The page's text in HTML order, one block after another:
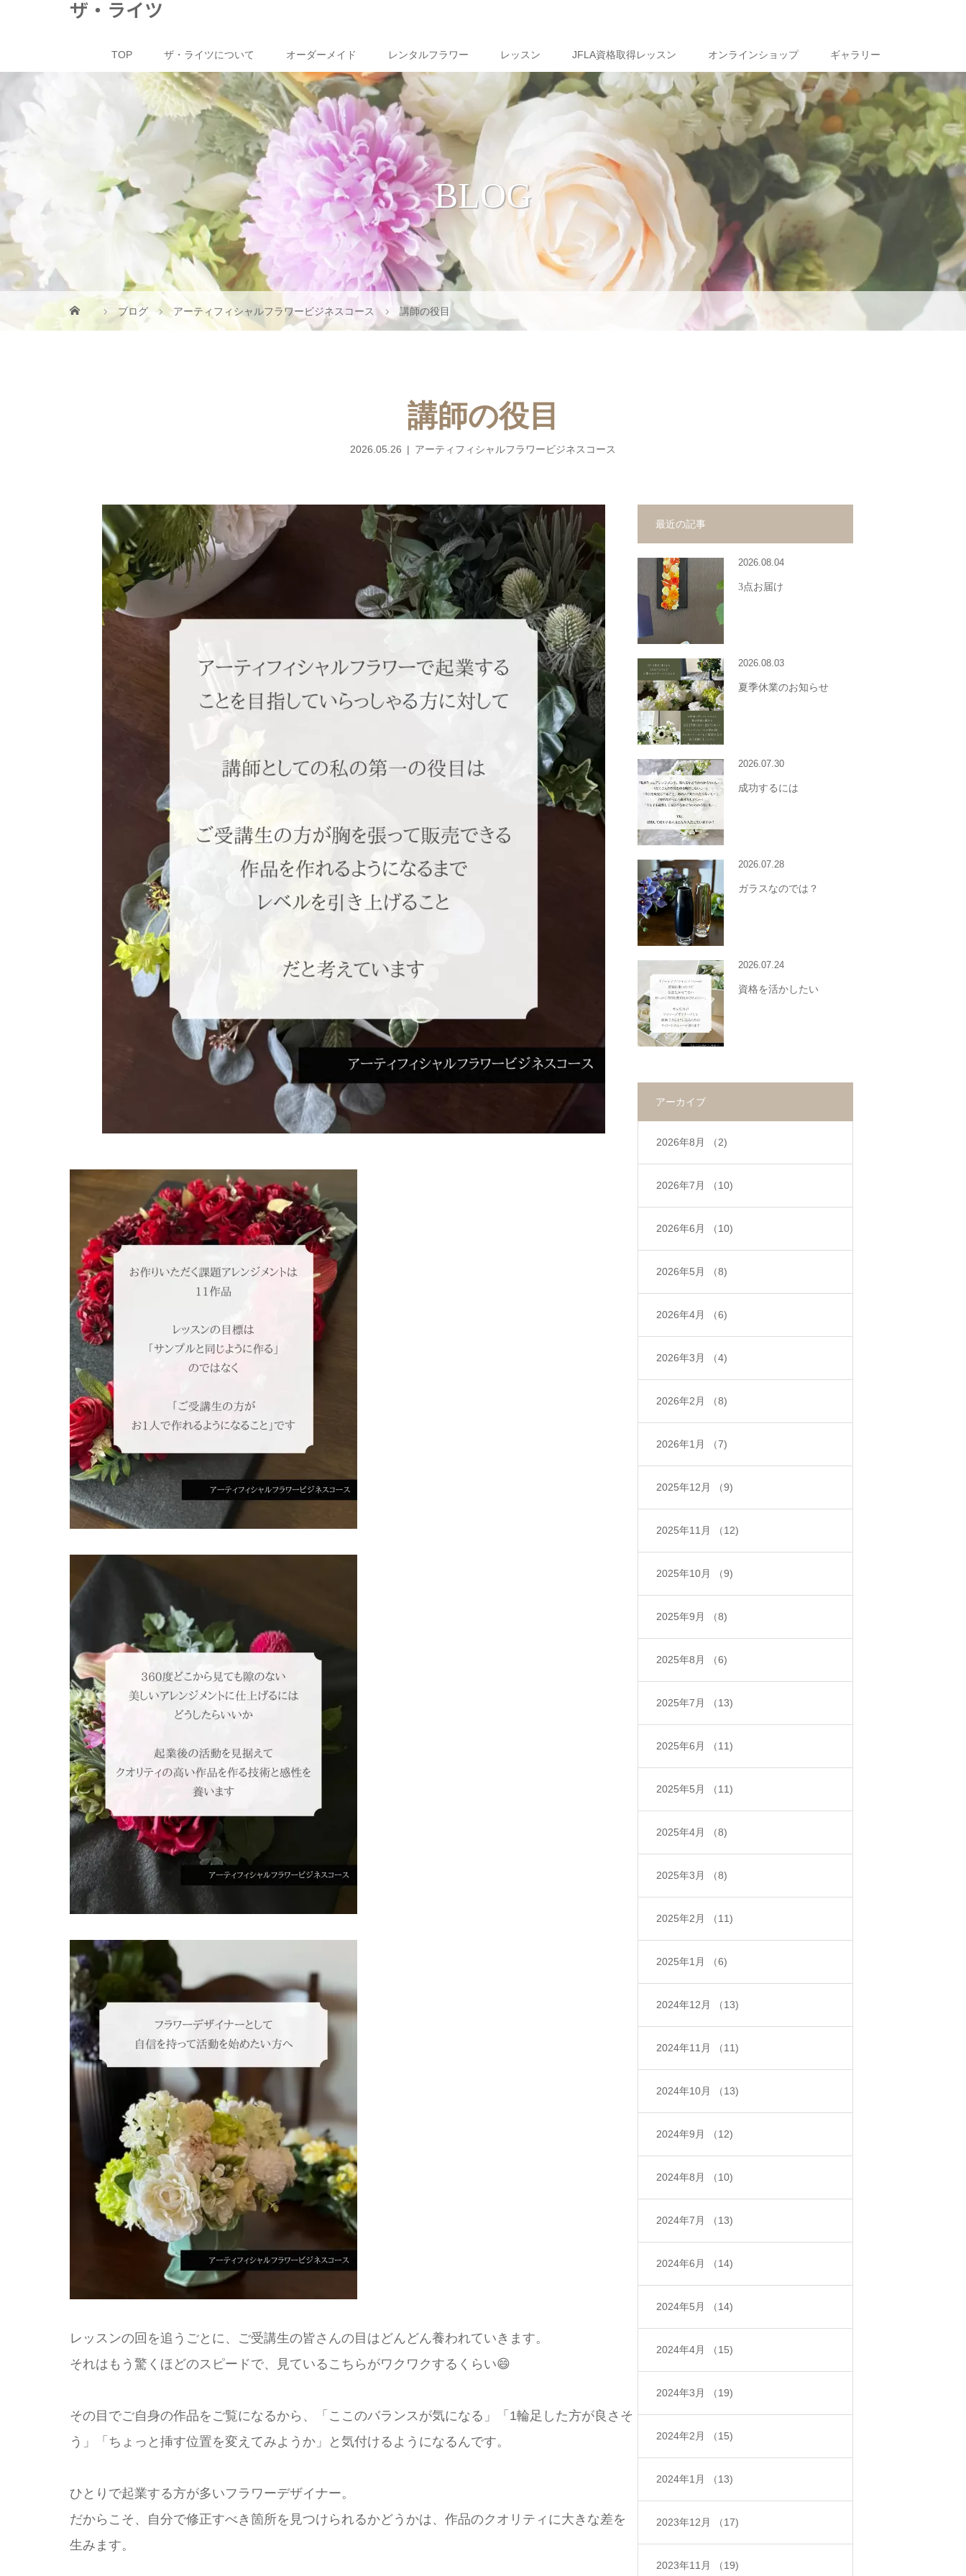
ザ・ライツ
TOP ザ・ライツについて オーダーメイド レンタルフラワー レッスン JFLA資格取得レッスン オンラインショップ ギャラリー
BLOG
ブログ アーティフィシャルフラワービジネスコース 講師の役目
講師の役目
2026.05.26 アーティフィシャルフラワービジネスコース
レッスンの回を追うごとに、ご受講生の皆さんの目はどんどん養われていきます。
それはもう驚くほどのスピードで、見ているこちらがワクワクするくらい😄
その目でご自身の作品をご覧になるから、「ここのバランスが気になる」「1輪足した方が良さそ
う」「ちょっと挿す位置を変えてみようか」と気付けるようになるんです。
ひとりで起業する方が多いフラワーデザイナー。
だからこそ、自分で修正すべき箇所を見つけられるかどうかは、作品のクオリティに大きな差を
生みます。
最近の記事
2026.08.04
3点お届け
2026.08.03
夏季休業のお知らせ
2026.07.30
成功するには
2026.07.28
ガラスなのでは？
2026.07.24
資格を活かしたい
アーカイブ
2026年8月 （2)
2026年7月 （10)
2026年6月 （10)
2026年5月 （8)
2026年4月 （6)
2026年3月 （4)
2026年2月 （8)
2026年1月 （7)
2025年12月 （9)
2025年11月 （12)
2025年10月 （9)
2025年9月 （8)
2025年8月 （6)
2025年7月 （13)
2025年6月 （11)
2025年5月 （11)
2025年4月 （8)
2025年3月 （8)
2025年2月 （11)
2025年1月 （6)
2024年12月 （13)
2024年11月 （11)
2024年10月 （13)
2024年9月 （12)
2024年8月 （10)
2024年7月 （13)
2024年6月 （14)
2024年5月 （14)
2024年4月 （15)
2024年3月 （19)
2024年2月 （15)
2024年1月 （13)
2023年12月 （17)
2023年11月 （19)